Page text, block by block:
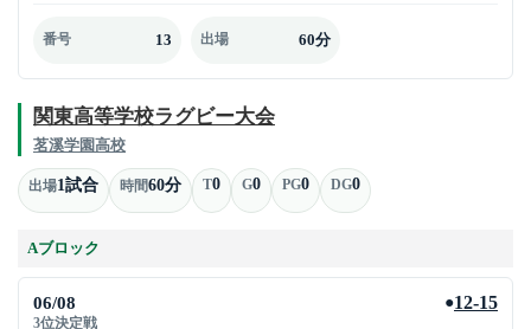
番号 13 出場 60分
関東高等学校ラグビー大会
茗溪学園高校
出場1試合 時間60分 T0 G0 PG0 DG0
Aブロック
06/08
3位決定戦
●12-15